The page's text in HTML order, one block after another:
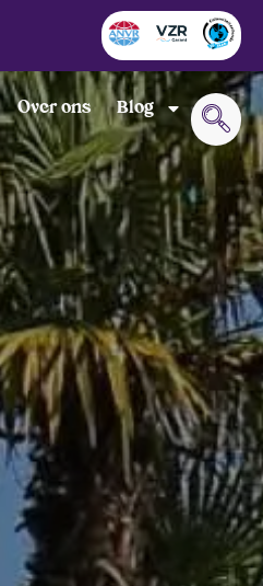
Over ons Blog